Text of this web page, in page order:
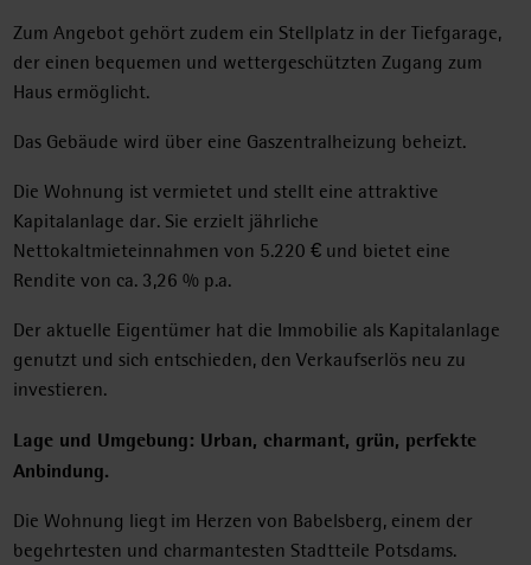
Zum Angebot gehört zudem ein Stellplatz in der Tiefgarage,
der einen bequemen und wettergeschützten Zugang zum
Haus ermöglicht.
Das Gebäude wird über eine Gaszentralheizung beheizt.
Die Wohnung ist vermietet und stellt eine attraktive
Kapitalanlage dar. Sie erzielt jährliche
Nettokaltmieteinnahmen von 5.220 € und bietet eine
Rendite von ca. 3,26 % p.a.
Der aktuelle Eigentümer hat die Immobilie als Kapitalanlage
genutzt und sich entschieden, den Verkaufserlös neu zu
investieren.
Lage und Umgebung: Urban, charmant, grün, perfekte
Anbindung.
Die Wohnung liegt im Herzen von Babelsberg, einem der
begehrtesten und charmantesten Stadtteile Potsdams.